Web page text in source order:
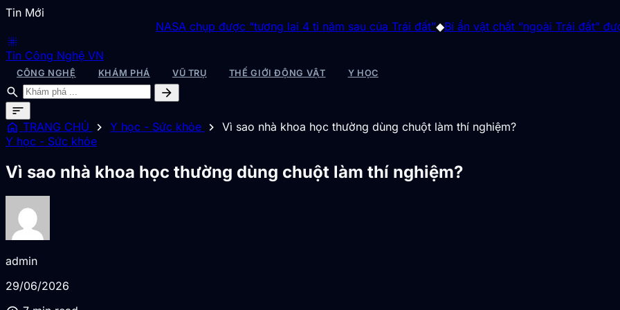
Tin Mới
NASA chụp được “tương lai 4 tỉ năm sau của Trái đất”◆ Bí ẩn vật chất “ngoài Trái đất” được sinh
blur_on
Tin Công Nghệ VN
CÔNG NGHỆ KHÁM PHÁ VŨ TRỤ THẾ GIỚI ĐỘNG VẬT Y HỌC
search
arrow_forward
sort
home TRANG CHỦ chevron_right Y học - Sức khỏe chevron_right Vì sao nhà khoa học thường dùng chuột làm thí nghiệm?
Y học - Sức khỏe
Vì sao nhà khoa học thường dùng chuột làm thí nghiệm?
admin
29/06/2026